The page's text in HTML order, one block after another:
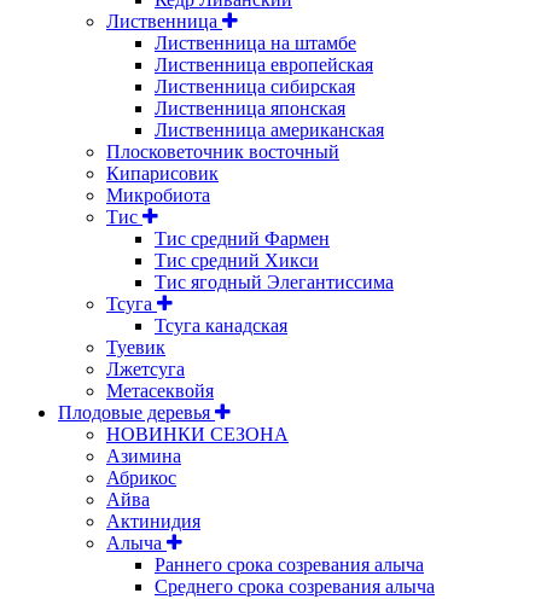
Лиственница
Лиственница на штамбе
Лиственница европейская
Лиственница сибирская
Лиственница японская
Лиственница американская
Плосковеточник восточный
Кипарисовик
Микробиота
Тис
Тис средний Фармен
Тис средний Хикси
Тис ягодный Элегантиссима
Тсуга
Тсуга канадская
Туевик
Лжетсуга
Метасеквойя
Плодовые деревья
НОВИНКИ СЕЗОНА
Азимина
Абрикос
Айва
Актинидия
Алыча
Раннего срока созревания алыча
Среднего срока созревания алыча